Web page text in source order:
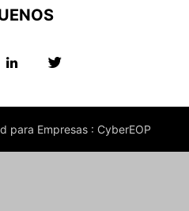
para Empresas : CyberEOP